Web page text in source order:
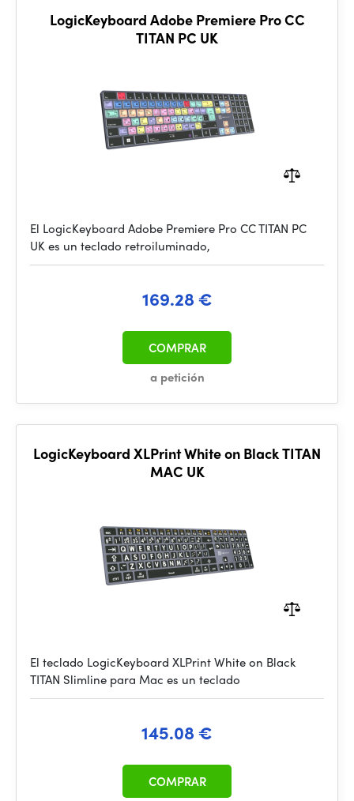
LogicKeyboard Adobe Premiere Pro CC
TITAN PC UK
El LogicKeyboard Adobe Premiere Pro CC TITAN PC
UK es un teclado retroiluminado,
169.28 €
a petición
COMPRAR
LogicKeyboard XLPrint White on Black TITAN
MAC UK
El teclado LogicKeyboard XLPrint White on Black
TITAN Slimline para Mac es un teclado
145.08 €
COMPRAR